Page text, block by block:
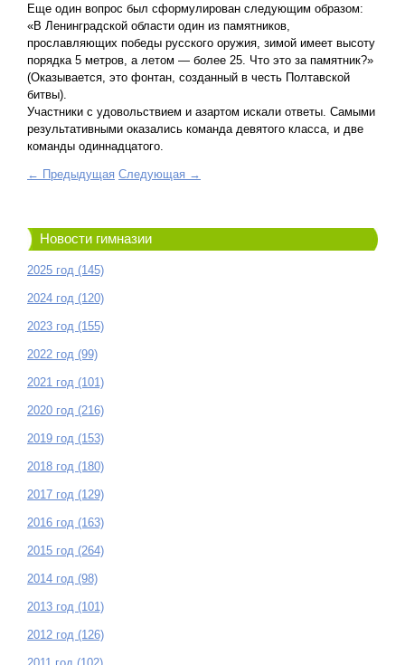
Еще один вопрос был сформулирован следующим образом:
«В Ленинградской области один из памятников,
прославляющих победы русского оружия, зимой имеет высоту
порядка 5 метров, а летом — более 25. Что это за памятник?»
(Оказывается, это фонтан, созданный в честь Полтавской
битвы).
Участники с удовольствием и азартом искали ответы. Самыми
результативными оказались команда девятого класса, и две
команды одиннадцатого.
← Предыдущая Следующая →
Новости гимназии
2025 год (145)
2024 год (120)
2023 год (155)
2022 год (99)
2021 год (101)
2020 год (216)
2019 год (153)
2018 год (180)
2017 год (129)
2016 год (163)
2015 год (264)
2014 год (98)
2013 год (101)
2012 год (126)